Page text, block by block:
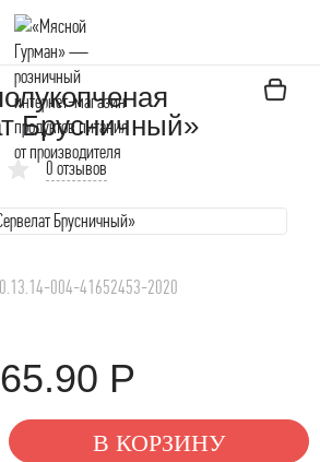
Брусничный»
0 отзывов
004-41652453-2020
65.90 Р
В КОРЗИНУ